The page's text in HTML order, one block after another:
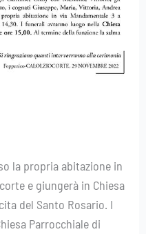
la propria abitazione in
e giungerà in Chiesa
del Santo Rosario. I
Parrocchiale di